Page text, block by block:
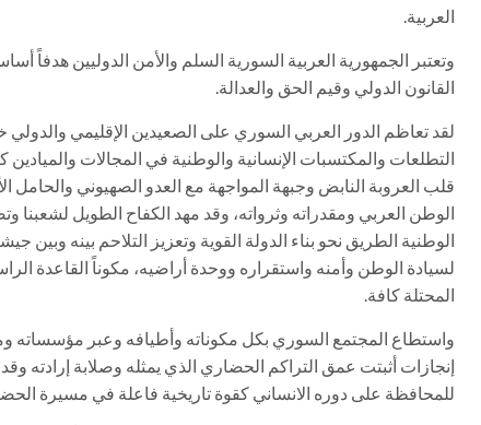
العربية.
وتعتبر الجمهورية العربية السورية السلم والأمن الدوليين هدفاً
القانون الدولي وقيم الحق والعدالة.
لقد تعاظم الدور العربي السوري على الصعيدين الإقليمي والدولي
التطلعات والمكتسبات الإنسانية والوطنية في المجالات
قلب العروبة النابض وجبهة المواجهة مع العدو الصهيوني والحامل
الوطن العربي ومقدراته وثرواته، وقد مهد الكفاح الطويل لشعبنا
الوطنية الطريق نحو بناء الدولة القوية وتعزيز التلاحم بينه
لسيادة الوطن وأمنه واستقراره ووحدة أراضيه، مكوناً القاعدة
المحتلة كافة.
واستطاع المجتمع السوري بكل مكوناته وأطيافه وعبر مؤسساته
إنجازات أثبتت عمق التراكم الحضاري الذي يمثله وصلابة إرادته
للمحافظة على دوره الانساني كقوة تاريخية فاعلة في مسيرة